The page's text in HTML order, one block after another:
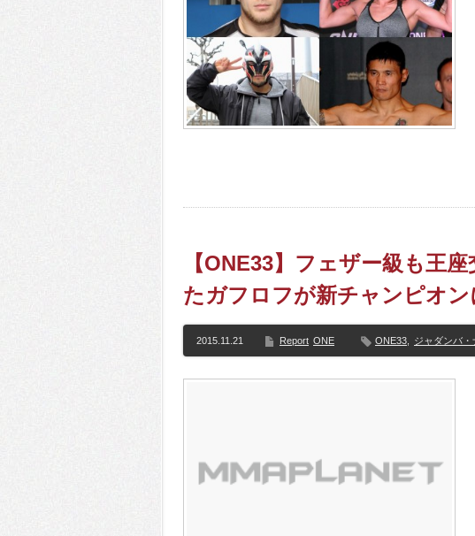
【ONE33】フェザー級も王
たガフロフが新チャンピオン
2015.11.21 Report ONE ONE33 ジャダンバ